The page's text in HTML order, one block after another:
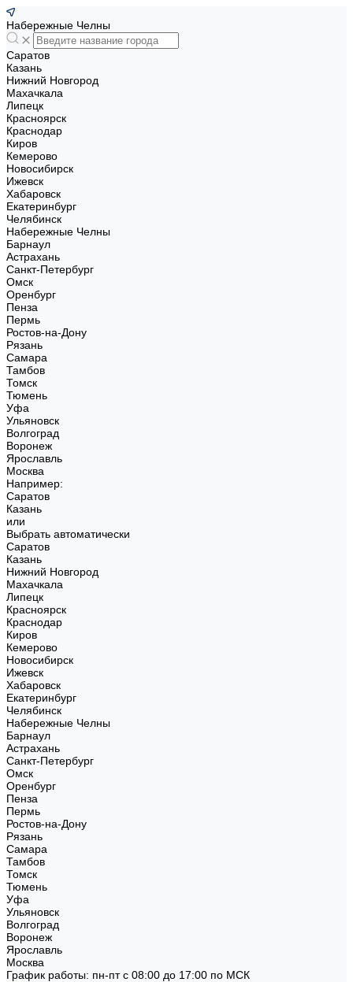
Набережные Челны
Саратов
Казань
Нижний Новгород
Махачкала
Липецк
Красноярск
Краснодар
Киров
Кемерово
Новосибирск
Ижевск
Хабаровск
Екатеринбург
Челябинск
Набережные Челны
Барнаул
Астрахань
Санкт-Петербург
Омск
Оренбург
Пенза
Пермь
Ростов-на-Дону
Рязань
Самара
Тамбов
Томск
Тюмень
Уфа
Ульяновск
Волгоград
Воронеж
Ярославль
Москва
Например:
Саратов
Казань
или
Выбрать автоматически
Саратов
Казань
Нижний Новгород
Махачкала
Липецк
Красноярск
Краснодар
Киров
Кемерово
Новосибирск
Ижевск
Хабаровск
Екатеринбург
Челябинск
Набережные Челны
Барнаул
Астрахань
Санкт-Петербург
Омск
Оренбург
Пенза
Пермь
Ростов-на-Дону
Рязань
Самара
Тамбов
Томск
Тюмень
Уфа
Ульяновск
Волгоград
Воронеж
Ярославль
Москва
График работы: пн-пт с 08:00 до 17:00 по МСК